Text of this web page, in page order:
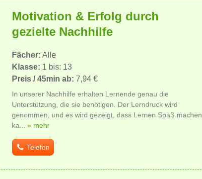
Motivation & Erfolg durch
gezielte Nachhilfe
Fächer: Alle
Klasse: 1 bis: 13
Preis / 45min ab: 7,94 €
In unserer Nachhilfe erhalten Lernende genau die
Unterstützung, die sie benötigen. Der Lerndruck wird
genommen, und es wird gezeigt, dass Lernen Spaß machen
ka... » mehr
Telefon